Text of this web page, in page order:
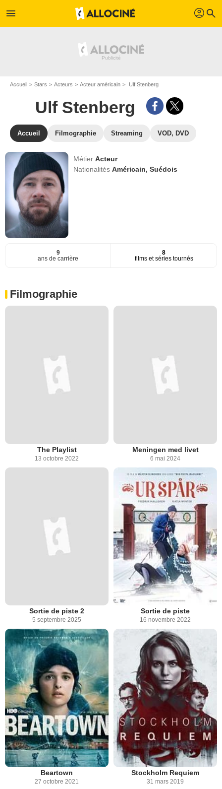
menu profil search
Accueil Stars Acteurs Acteur américain Ulf Stenberg
Ulf Stenberg
Accueil Filmographie Streaming VOD, DVD
MétierActeur
NationalitésAméricain, Suédois
9
ans de carrière
8
films et séries tournés
Filmographie
The Playlist
13 octobre 2022
Meningen med livet
6 mai 2024
Sortie de piste 2
5 septembre 2025
Sortie de piste
16 novembre 2022
Beartown
27 octobre 2021
Stockholm Requiem
31 mars 2019